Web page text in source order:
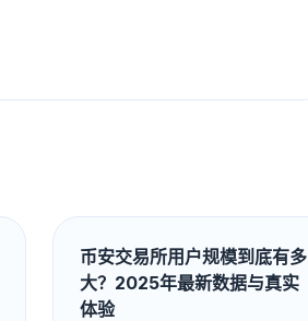
币安交易所用户规模到底有多
大？2025年最新数据与真实
体验